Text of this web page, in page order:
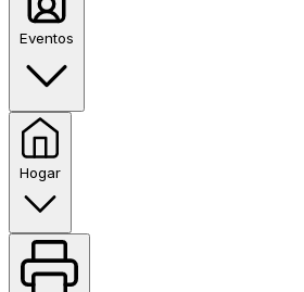
Eventos
Hogar